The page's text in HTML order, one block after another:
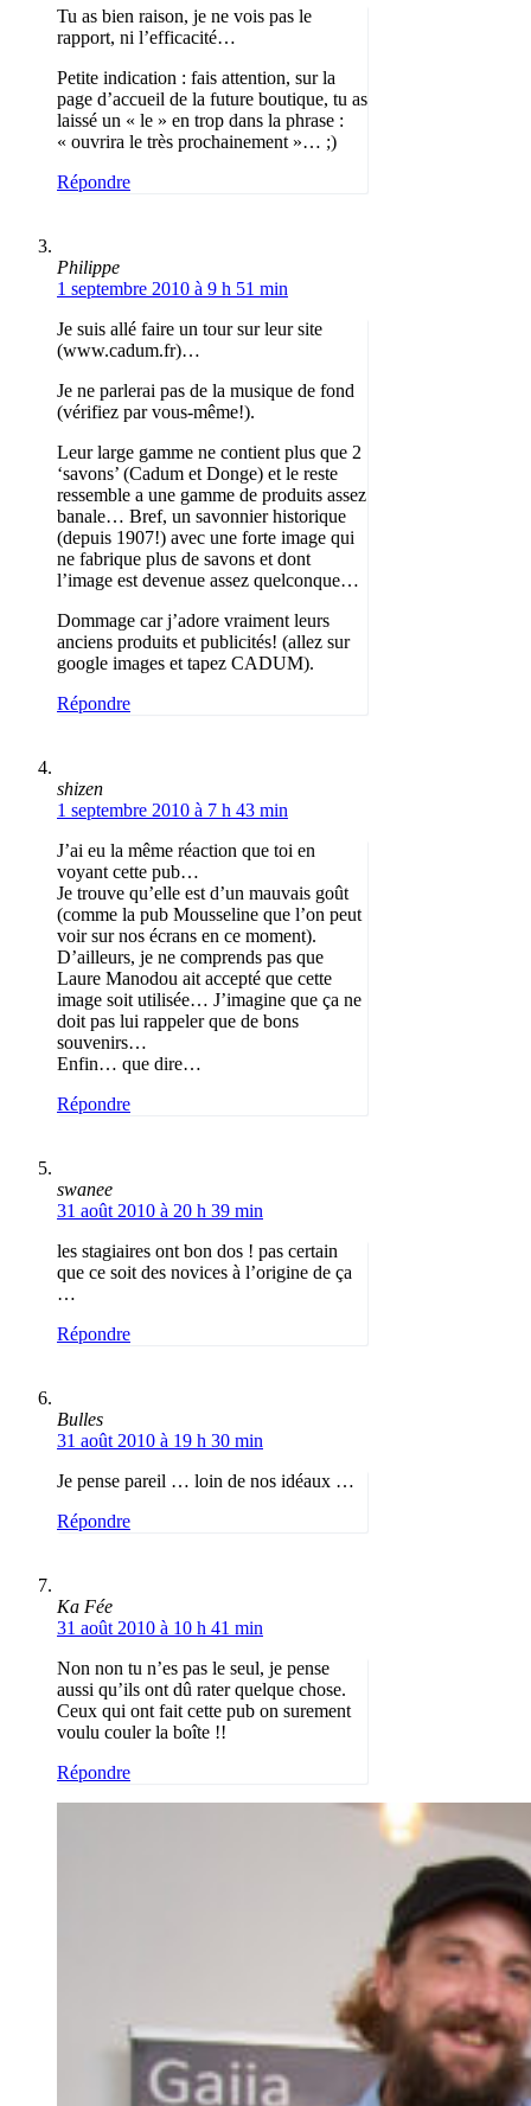
Tu as bien raison, je ne vois pas le
rapport, ni l’efficacité…
Petite indication : fais attention, sur la
page d’accueil de la future boutique, tu as
laissé un « le » en trop dans la phrase :
« ouvrira le très prochainement »… ;)
Répondre
Philippe
1 septembre 2010 à 9 h 51 min
Je suis allé faire un tour sur leur site
(www.cadum.fr)…
Je ne parlerai pas de la musique de fond
(vérifiez par vous-même!).
Leur large gamme ne contient plus que 2
‘savons’ (Cadum et Donge) et le reste
ressemble a une gamme de produits assez
banale… Bref, un savonnier historique
(depuis 1907!) avec une forte image qui
ne fabrique plus de savons et dont
l’image est devenue assez quelconque…
Dommage car j’adore vraiment leurs
anciens produits et publicités! (allez sur
google images et tapez CADUM).
Répondre
shizen
1 septembre 2010 à 7 h 43 min
J’ai eu la même réaction que toi en
voyant cette pub…
Je trouve qu’elle est d’un mauvais goût
(comme la pub Mousseline que l’on peut
voir sur nos écrans en ce moment).
D’ailleurs, je ne comprends pas que
Laure Manodou ait accepté que cette
image soit utilisée… J’imagine que ça ne
doit pas lui rappeler que de bons
souvenirs…
Enfin… que dire…
Répondre
swanee
31 août 2010 à 20 h 39 min
les stagiaires ont bon dos ! pas certain
que ce soit des novices à l’origine de ça
…
Répondre
Bulles
31 août 2010 à 19 h 30 min
Je pense pareil … loin de nos idéaux …
Répondre
Ka Fée
31 août 2010 à 10 h 41 min
Non non tu n’es pas le seul, je pense
aussi qu’ils ont dû rater quelque chose.
Ceux qui ont fait cette pub on surement
voulu couler la boîte !!
Répondre